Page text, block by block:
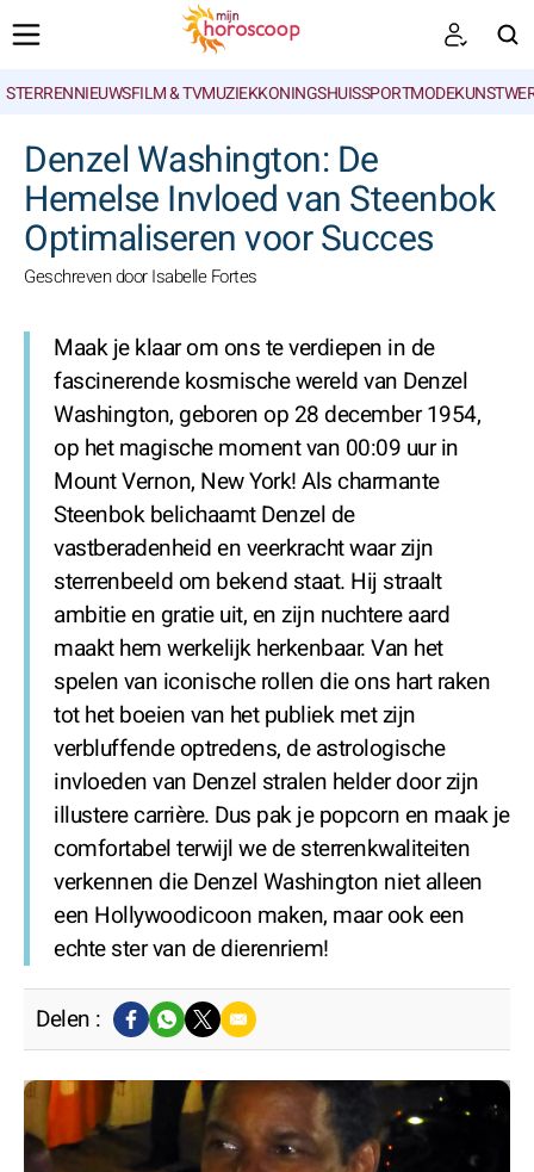
STERRENNIEUWSFILM & TVMUZIEKKONINGSHUISSPORTMODE
Denzel Washington: De
Hemelse Invloed van Steenbok
Optimaliseren voor Succes
Geschreven door Isabelle Fortes
Maak je klaar om ons te verdiepen in de
fascinerende kosmische wereld van Denzel
Washington, geboren op 28 december 1954,
op het magische moment van 00:09 uur in
Mount Vernon, New York! Als charmante
Steenbok belichaamt Denzel de
vastberadenheid en veerkracht waar zijn
sterrenbeeld om bekend staat. Hij straalt
ambitie en gratie uit, en zijn nuchtere aard
maakt hem werkelijk herkenbaar. Van het
spelen van iconische rollen die ons hart raken
tot het boeien van het publiek met zijn
verbluffende optredens, de astrologische
invloeden van Denzel stralen helder door zijn
illustere carrière. Dus pak je popcorn en maak je
comfortabel terwijl we de sterrenkwaliteiten
verkennen die Denzel Washington niet alleen
een Hollywoodicoon maken, maar ook een
echte ster van de dierenriem!
Delen :